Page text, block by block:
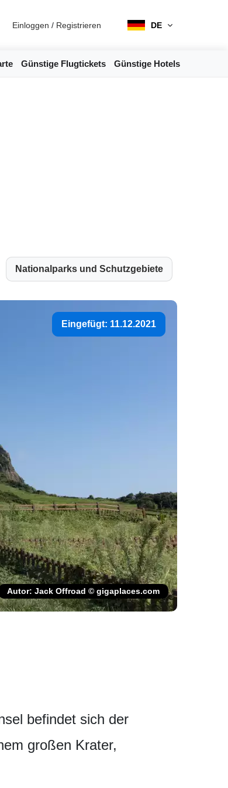
Einloggen / Registrieren DE
Günstige Flugtickets Günstige Hotels
Nationalparks und Schutzgebiete
Eingefügt: 11.12.2021
Autor: Jack Offroad © gigaplaces.com
befindet sich der
großen Krater,